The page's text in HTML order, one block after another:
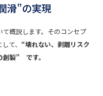
滑”の実現
概説します。そのコンセプ
て、 “壊れない、剥離リスク
創製” です。